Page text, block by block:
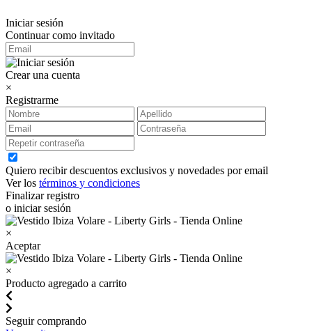
Iniciar sesión
Continuar como invitado
Crear una cuenta
×
Registrarme
Quiero recibir descuentos exclusivos y novedades por email
Ver los términos y condiciones
Finalizar registro
o iniciar sesión
×
Aceptar
×
Producto agregado a carrito
Seguir comprando